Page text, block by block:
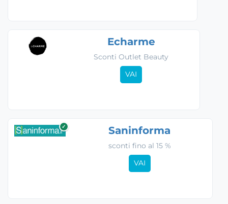
Echarme
Sconti Outlet Beauty
VAI
✓ Saninforma
sconti fino al 15 %
VAI